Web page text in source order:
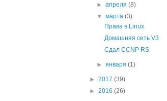
►апреля(8)
▼марта(3)
Права в Linux
Домашняя сеть V3
Сдал CCNP RS
►января(1)
► 2017 (39)
► 2016 (26)